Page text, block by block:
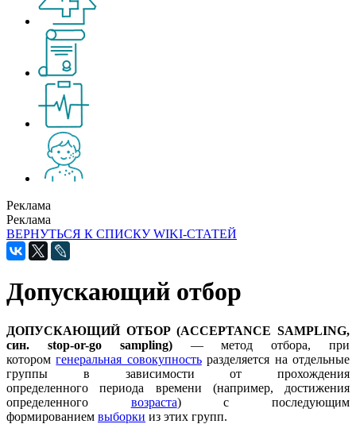
Реклама
Реклама
ВЕРНУТЬСЯ К СПИСКУ WIKI-СТАТЕЙ
Допускающий отбор
ДОПУСКАЮЩИЙ ОТБОР (ACCEPTANCE SAMPLING,
син. stop-or-go sampling)— метод отбора, при
которомгенеральная совокупностьразделяется на отдельные
группы в зависимости от прохождения
определенного периода времени (например, достижения
определенного возраста) с последующим
формированием выборки из этих групп.